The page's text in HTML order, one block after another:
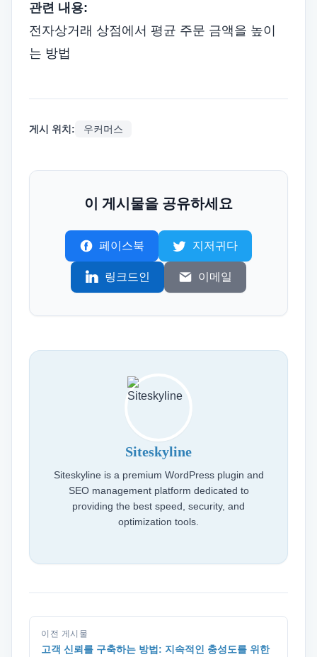
관련 내용:
전자상거래 상점에서 평균 주문 금액을 높이
는 방법
게시 위치: 우커머스
이 게시물을 공유하세요
페이스북 지저귀다
링크드인 이메일
Siteskyline
Siteskyline is a premium WordPress plugin and
SEO management platform dedicated to
providing the best speed, security, and
optimization tools.
이전 게시물
고객 신뢰를 구축하는 방법: 지속적인 충성도를 위한